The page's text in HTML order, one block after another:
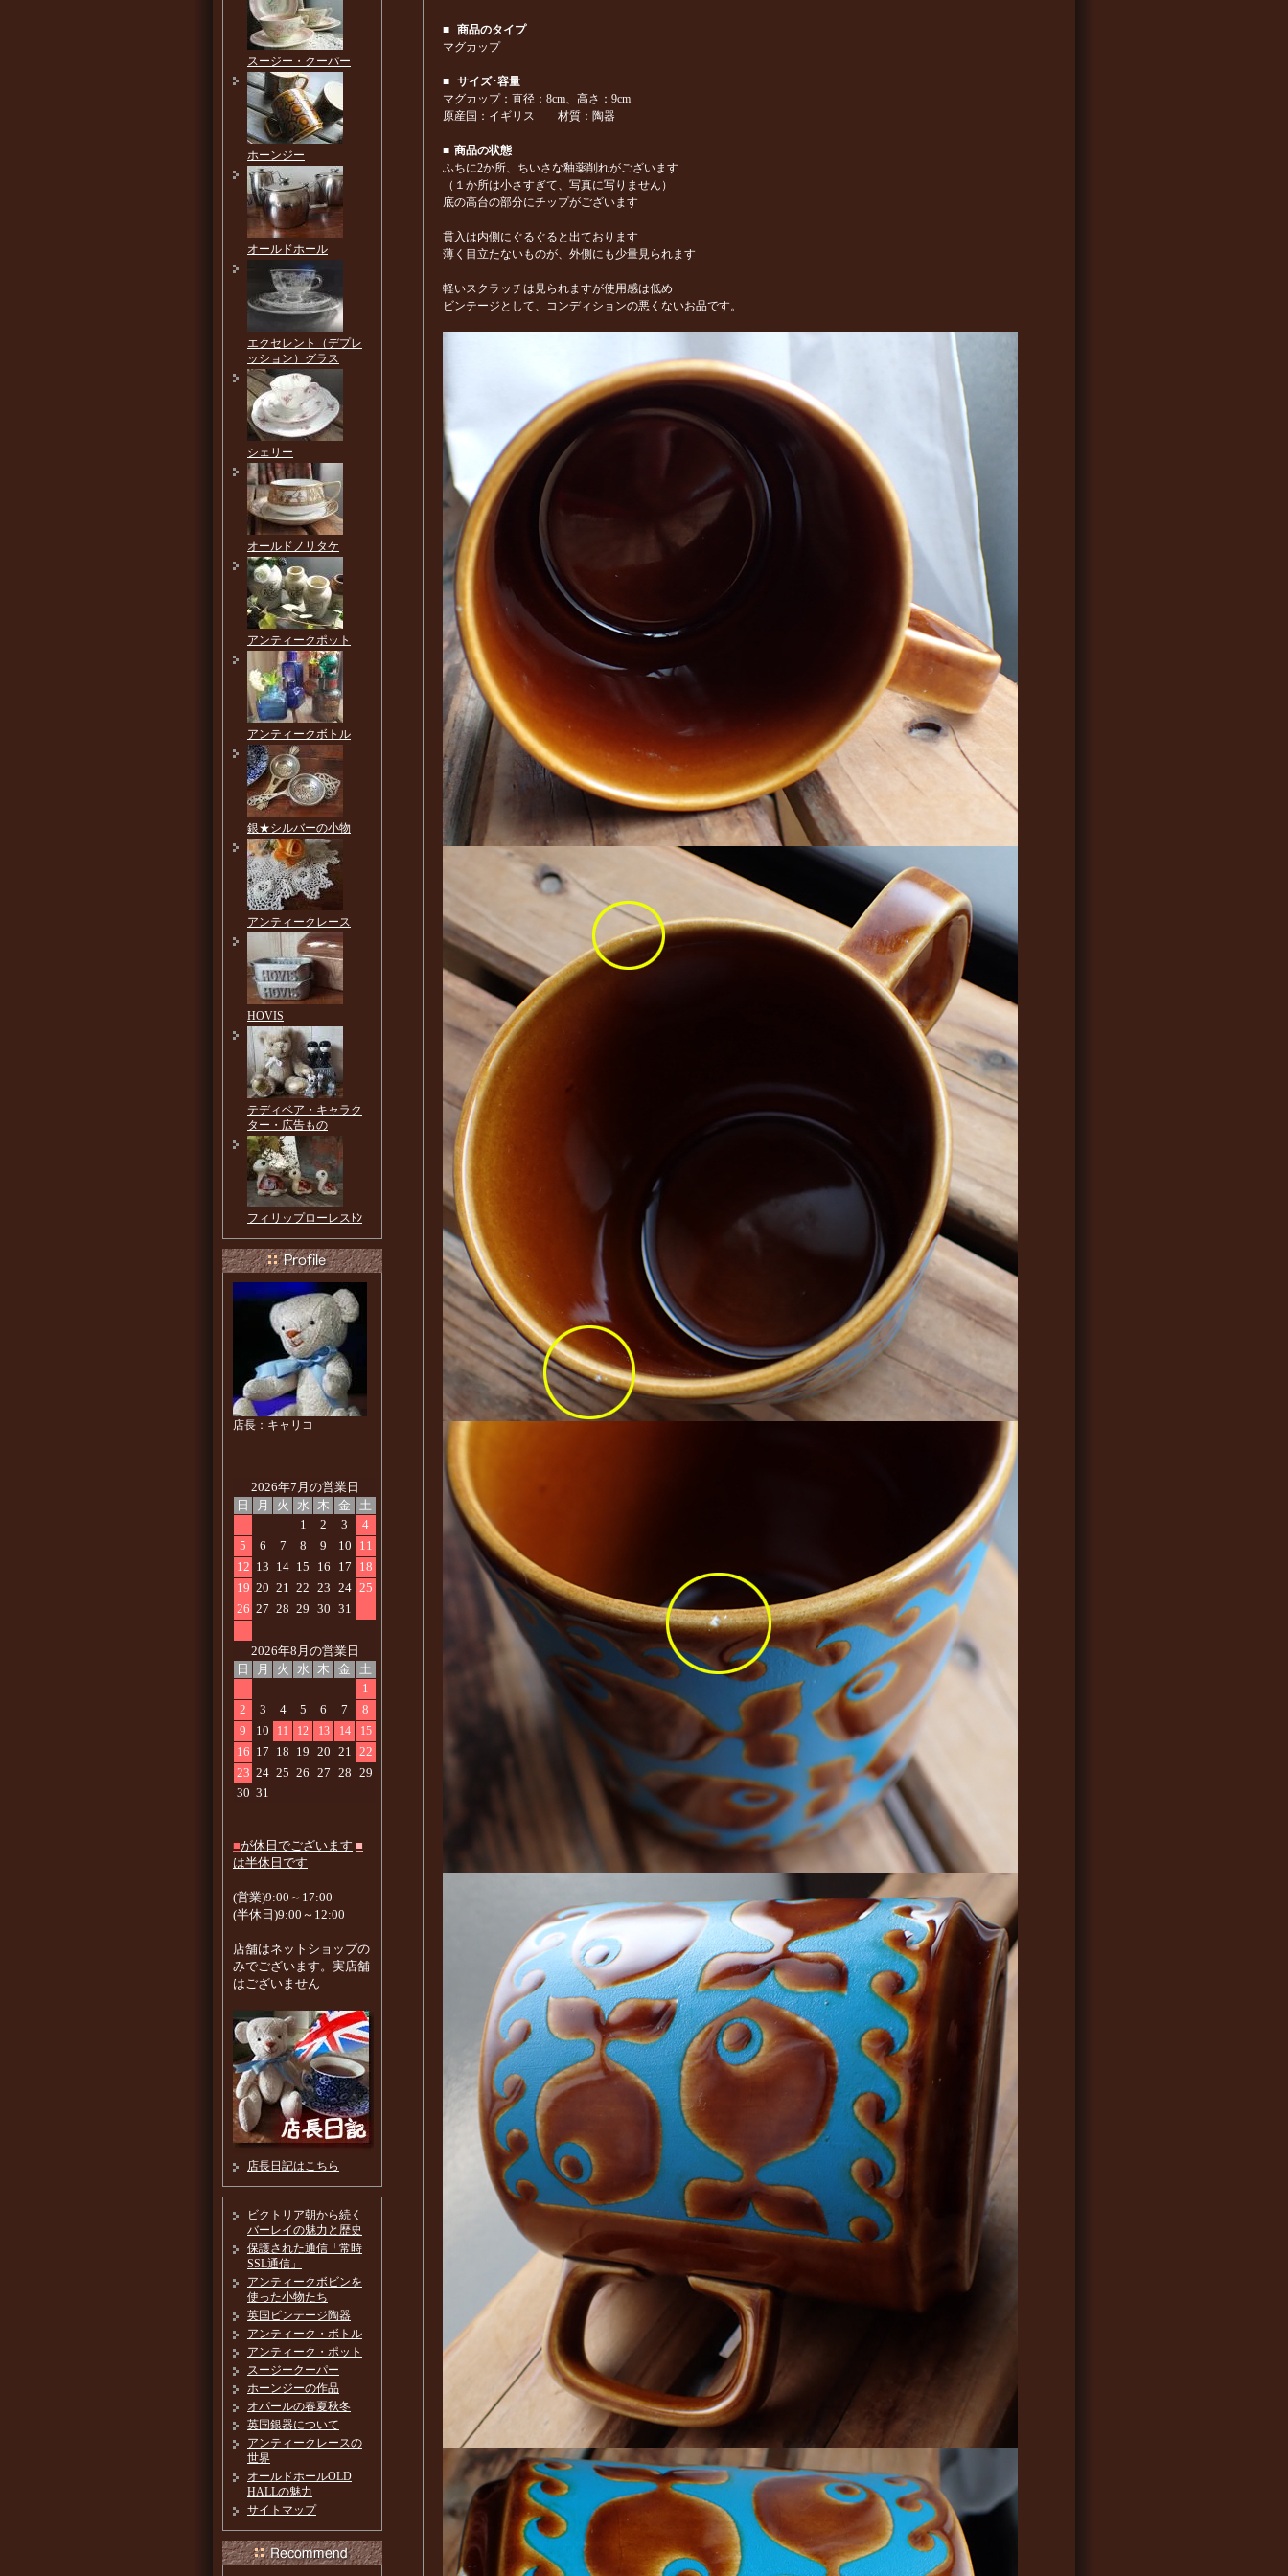
■ 商品のタイプ
マグカップ
■ サイズ･容量
マグカップ：直径：8cm、高さ：9cm
原産国：イギリス 材質：陶器
■ 商品の状態
ふちに2か所、ちいさな釉薬削れがございます
（１か所は小さすぎて、写真に写りません）
底の高台の部分にチップがございます
貫入は内側にぐるぐると出ております
薄く目立たないものが、外側にも少量見られます
軽いスクラッチは見られますが使用感は低め
ビンテージとして、コンディションの悪くないお品です。
スージー・クーパー
ホーンジー
オールドホール
エクセレント（デプレ
ッション）グラス
シェリー
オールドノリタケ
アンティークポット
アンティークボトル
銀★シルバーの小物
アンティークレース
HOVIS
テディベア・キャラク
ター・広告もの
フィリップローレスﾄﾝ
店長：キャリコ
2026年7月の営業日
日
月 火 水 木 金
土
1
2 3
4
5
6 7 8 9 10
11
12 13 14 15 16 17
18
19 20 21 22 23 24 25
26 27 28 29 30 31
2026年8月の営業日
日
月 火 水 木 金
土
1
2
3 4 5 6 7
8
9
10 11 12 13 14 15
16 17 18 19 20 21 22
23 24 25 26 27 28 29
30 31
■が休日でございます ■
は半休日です
(営業)9:00～17:00
(半休日)9:00～12:00
店舗はネットショップの
みでございます。実店舗
はございません
店長日記はこちら
ビクトリア朝から続く
バーレイの魅力と歴史
保護された通信「常時
SSL通信」
アンティークボビンを
使った小物たち
英国ビンテージ陶器
アンティーク・ボトル
アンティーク・ポット
スージークーパー
ホーンジーの作品
オパールの春夏秋冬
英国銀器について
アンティークレースの
世界
オールドホールOLD
HALLの魅力
サイトマップ